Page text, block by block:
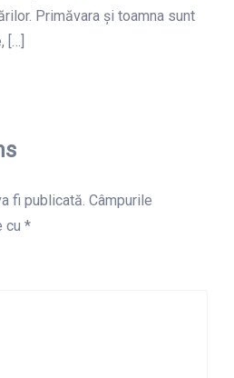
Primăvara și toamna sunt
[…]
fi publicată. Câmpurile
cu *